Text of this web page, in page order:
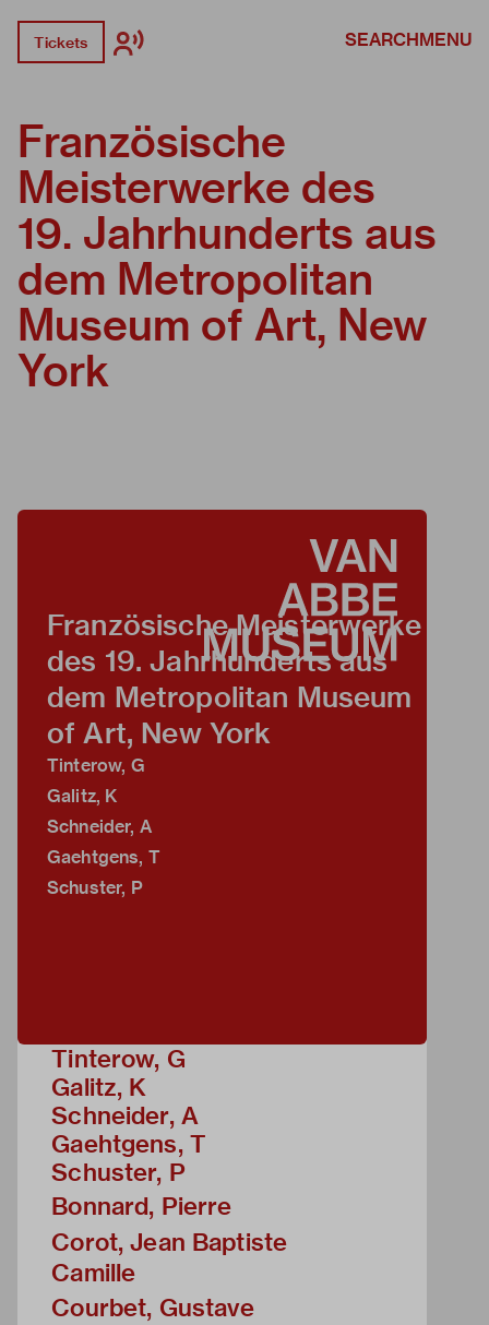
Tickets SEARCHMENU
Französische
Meisterwerke des
19. Jahrhunderts aus
dem Metropolitan
Museum of Art, New
York
Französische Meisterwerke
des 19. Jahrhunderts aus
dem Metropolitan Museum
of Art, New York
Tinterow, G
Galitz, K
Schneider, A
Gaehtgens, T
Schuster, P
Tinterow, G
Galitz, K
Schneider, A
Gaehtgens, T
Schuster, P
Bonnard, Pierre
Corot, Jean Baptiste
Camille
Courbet, Gustave